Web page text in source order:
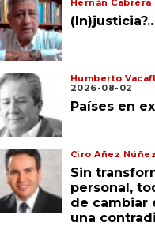
Hernán Cabrera
Humberto
2026-08-02
Países en
Ciro Añez Núñez
Sin
personal,
de cambiar
una